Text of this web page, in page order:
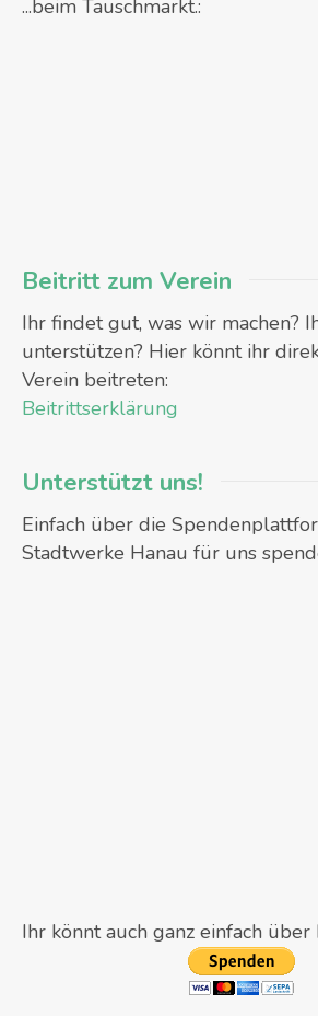
...beim Tauschmarkt.:
Beitritt zum Verein
Ihr findet gut, was wir machen?
unterstützen? Hier könnt ihr
Verein beitreten:
Beitrittserklärung
Unterstützt uns!
Einfach über die
Stadtwerke Hanau für uns
Ihr könnt auch ganz einfach über